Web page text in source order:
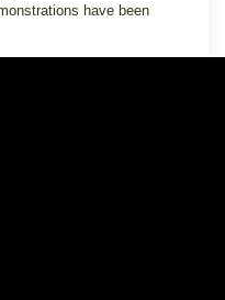
have been